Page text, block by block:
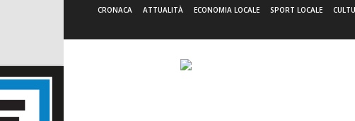
CRONACA ATTUALITÀ ECONOMIA LOCALE SPORT LOCALE